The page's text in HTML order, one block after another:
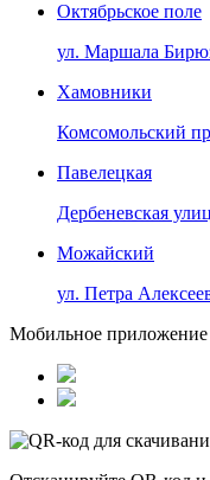
Октябрьское поле
ул. Маршала
Хамовники
Комсомольский
Павелецкая
Дербеневская
Можайский
ул. Петра
Мобильное приложение